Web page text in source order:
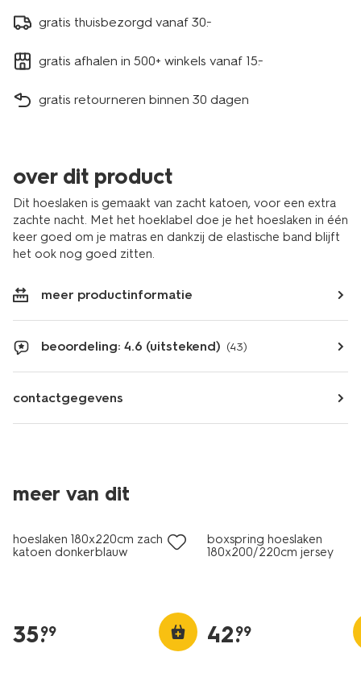
gratis thuisbezorgd vanaf 30.-
gratis afhalen in 500+ winkels vanaf 15.-
gratis retourneren binnen 30 dagen
over dit product
Dit hoeslaken is gemaakt van zacht katoen, voor een extra
zachte nacht. Met het hoeklabel doe je het hoeslaken in één
keer goed om je matras en dankzij de elastische band blijft
het ook nog goed zitten.
meer productinformatie
beoordeling: 4.6 (uitstekend) (43)
contactgegevens
meer van dit
hoeslaken 180x220cm zacht
katoen donkerblauw
35.
99
boxspring hoeslaken
180x200/220cm jersey
42.
99